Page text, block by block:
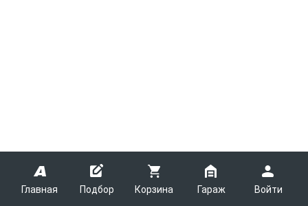
Главная Подбор Корзина Гараж Войти